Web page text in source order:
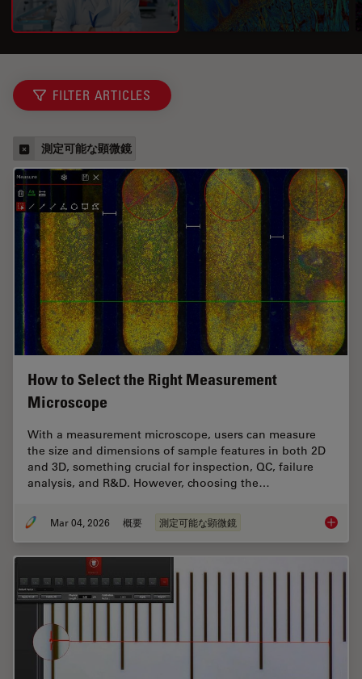
FILTER ARTICLES
測定可能な顕微鏡
How to Select the Right Measurement
Microscope
With a measurement microscope, users can measure
the size and dimensions of sample features in both 2D
and 3D, something crucial for inspection, QC, failure
analysis, and R&D. However, choosing the…
Mar 04, 2026 概要 測定可能な顕微鏡 How to